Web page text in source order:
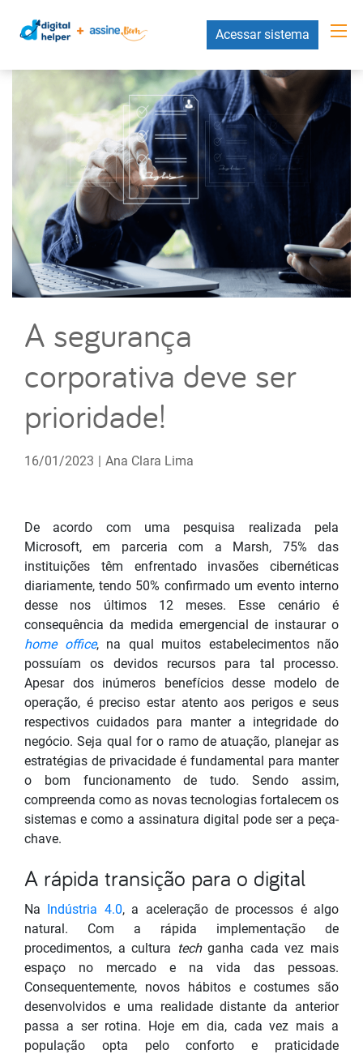
Acessar sistema
A segurança
corporativa deve ser
prioridade!
16/01/2023 | Ana Clara Lima
De acordo com uma pesquisa realizada pela
Microsoft, em parceria com a Marsh, 75% das
instituições têm enfrentado invasões cibernéticas
diariamente, tendo 50% confirmado um evento interno
desse nos últimos 12 meses. Esse cenário é
consequência da medida emergencial de instaurar o
home office, na qual muitos estabelecimentos não
possuíam os devidos recursos para tal processo.
Apesar dos inúmeros benefícios desse modelo de
operação, é preciso estar atento aos perigos e seus
respectivos cuidados para manter a integridade do
negócio. Seja qual for o ramo de atuação, planejar as
estratégias de privacidade é fundamental para manter
o bom funcionamento de tudo. Sendo assim,
compreenda como as novas tecnologias fortalecem os
sistemas e como a assinatura digital pode ser a peça-
chave.
A rápida transição para o digital
Na Indústria 4.0, a aceleração de processos é algo
natural. Com a rápida implementação de
procedimentos, a cultura techganha cada vez mais
espaço no mercado e na vida das pessoas.
Consequentemente, novos hábitos e costumes são
desenvolvidos e uma realidade distante da anterior
passa a ser rotina. Hoje em dia, cada vez mais a
população opta pelo conforto e praticidade